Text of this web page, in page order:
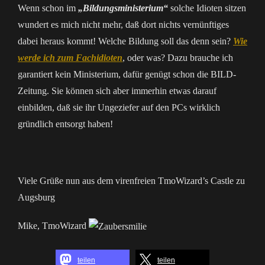
Wenn schon im „Bildungsministerium“ solche Idioten sitzen
wundert es mich nicht mehr, daß dort nichts vernünftiges
dabei heraus kommt! Welche Bildung soll das denn sein? Wie
werde ich zum Fachidioten, oder was? Dazu brauche ich
garantiert kein Ministerium, dafür genügt schon die BILD-
Zeitung. Sie können sich aber immerhin etwas darauf
einbilden, daß sie ihr Ungeziefer auf den PCs wirklich
gründlich entsorgt haben!
Viele Grüße nun aus dem virenfreien TmoWizard’s Castle zu
Augsburg
Mike, TmoWizard
teilen teilen